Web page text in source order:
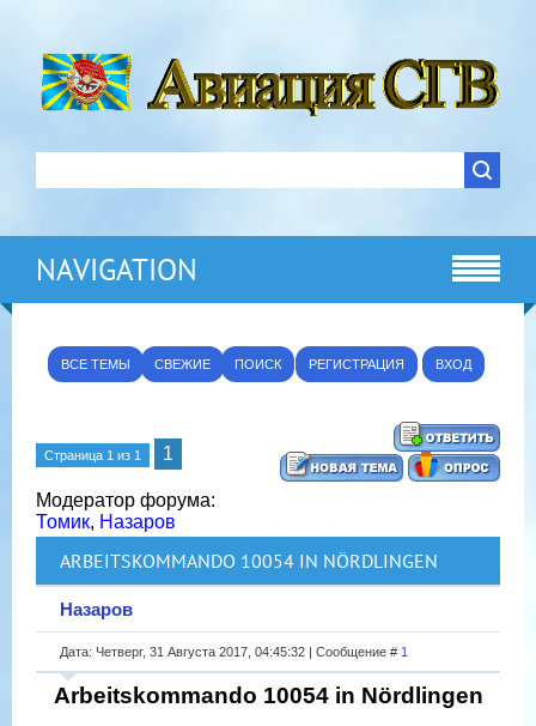
NAVIGATION
ВСЕ ТЕМЫ СВЕЖИЕ ПОИСК РЕГИСТРАЦИЯ ВХОД
Страница 1 из 1 1
Модератор форума:
Томик, Назаров
ARBEITSKOMMANDO 10054 IN NÖRDLINGEN
Назаров
Дата: Четверг, 31 Августа 2017, 04:45:32 | Сообщение # 1
Arbeitskommando 10054 in Nördlingen